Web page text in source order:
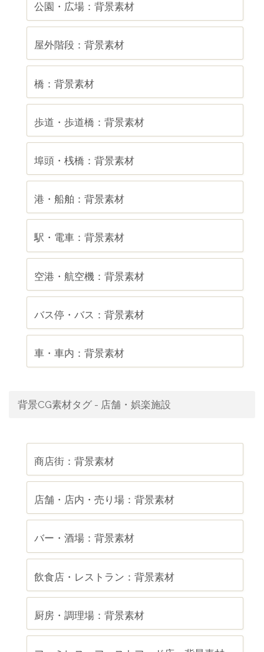
公園・広場：背景素材
屋外階段：背景素材
橋：背景素材
歩道・歩道橋：背景素材
埠頭・桟橋：背景素材
港・船舶：背景素材
駅・電車：背景素材
空港・航空機：背景素材
バス停・バス：背景素材
車・車内：背景素材
背景CG素材タグ - 店舗・娯楽施設
商店街：背景素材
店舗・店内・売り場：背景素材
バー・酒場：背景素材
飲食店・レストラン：背景素材
厨房・調理場：背景素材